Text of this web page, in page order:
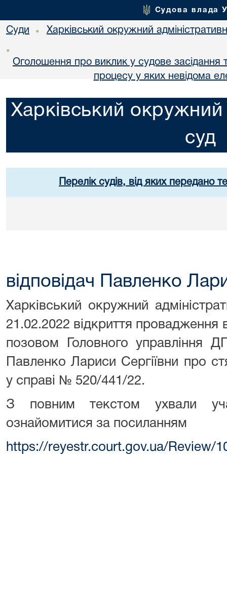
Судова влада
Суди • Харківський окружний
•
Оголошення про виклик у судове засідання
процесу у яких невідома
Харківський окружний
суд
Перелік судів, від яких передано
відповідач Павленко
Харківський окружний
21.02.2022 відкриття провадження
позовом Головного управління
Павленко Лариси Сергіївни про
у справі № 520/441/22.
З повним текстом ухвали
ознайомитися за посиланням
https://reyestr.court.gov.ua/Review/